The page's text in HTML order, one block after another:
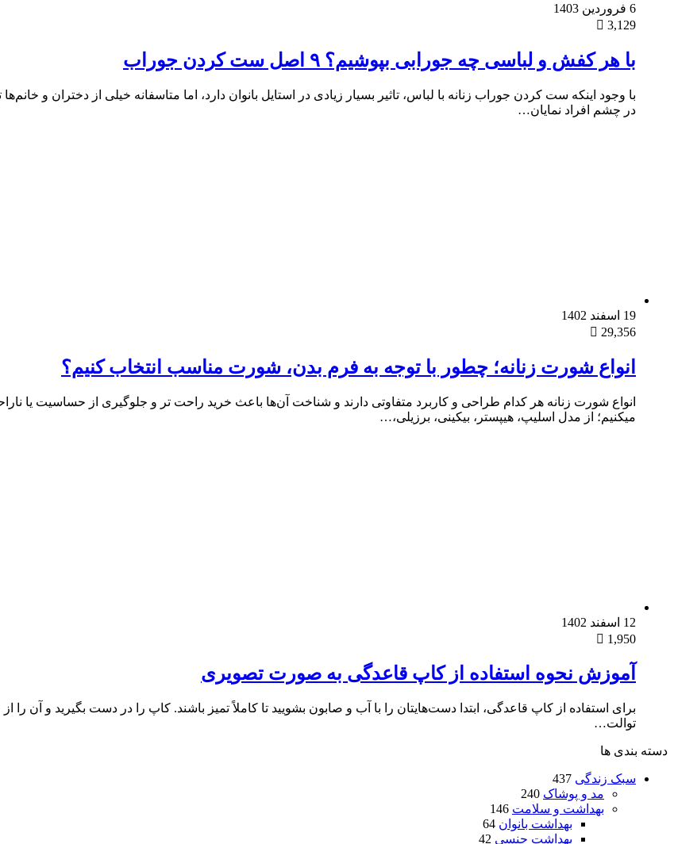
6 فروردین 1403
3,129
با هر کفش و لباسی چه جورابی بپوشیم؟ ۹ اصل ست کردن جوراب
با وجود اینکه ست کردن جوراب زنانه با لباس، تاثیر بسیار زیادی در استایل بانوان دارد، اما متاسفانه خیلی از دختران و
در چشم افراد نمایان…
19 اسفند 1402
29,356
انواع شورت زنانه؛ چطور با توجه به فرم بدن، شورت مناسب انتخاب کنیم؟
انواع شورت زنانه هر کدام طراحی و کاربرد متفاوتی دارند و شناخت آن‌ها باعث خرید راحت‌ تر و جلوگیری از حساسیت یا
میکنیم؛ از مدل اسلیپ، هیپستر، بیکینی، برزیلی،…
12 اسفند 1402
1,950
آموزش نحوه استفاده از کاپ قاعدگی به صورت تصویری
توالت…
دسته بندی ها
سبک زندگی 437
مد و پوشاک 240
بهداشت و سلامت 146
بهداشت بانوان 64
بهداشت جنسی 42